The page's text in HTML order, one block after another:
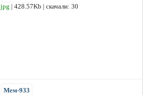
jpg | 428.57Kb | скачали: 30
Мем-933